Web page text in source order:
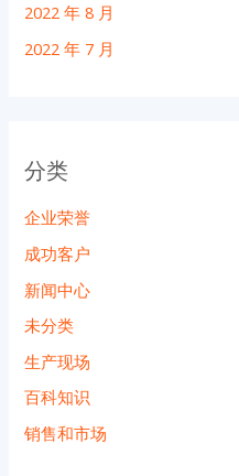
2022 年 8 月
2022 年 7 月
分类
企业荣誉
成功客户
新闻中心
未分类
生产现场
百科知识
销售和市场